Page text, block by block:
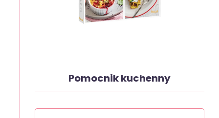
Pomocnik kuchenny